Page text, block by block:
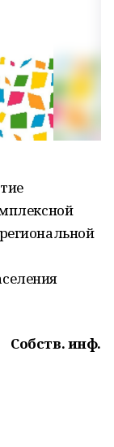
Собств. инф.